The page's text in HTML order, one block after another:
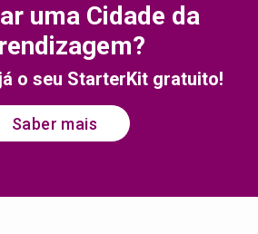
uma Cidade da
o seu StarterKit gratuito!
Saber mais